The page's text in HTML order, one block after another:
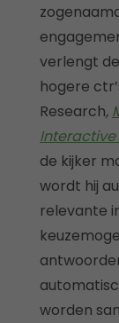
verlengt
hogere
Research,
Interactive
de kijker
wordt hij
relevante
worden